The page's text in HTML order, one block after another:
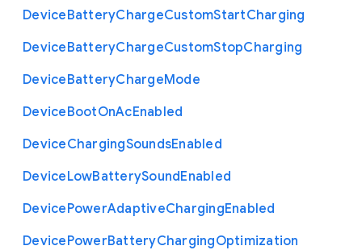
DeviceBatteryChargeCustomStartCharging
DeviceBatteryChargeCustomStopCharging
DeviceBatteryChargeMode
DeviceBootOnAcEnabled
DeviceChargingSoundsEnabled
DeviceLowBatterySoundEnabled
DevicePowerAdaptiveChargingEnabled
DevicePowerBatteryChargingOptimization